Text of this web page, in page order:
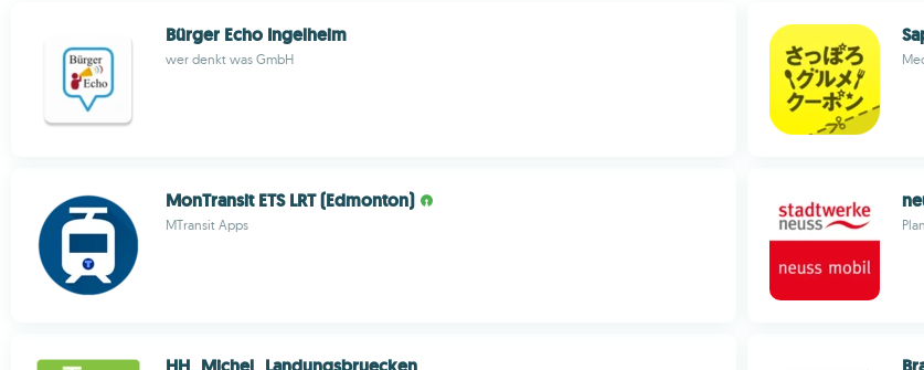
Bürger Echo Ingelheim
wer denkt was GmbH
MonTransit ETS LRT (Edmonton)
MTransit Apps